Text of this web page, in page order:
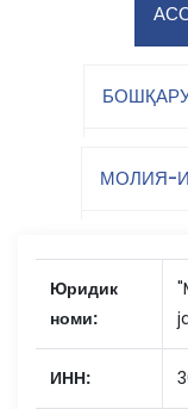
МОЛИЯ-
Юридик
номи:
ИНН: